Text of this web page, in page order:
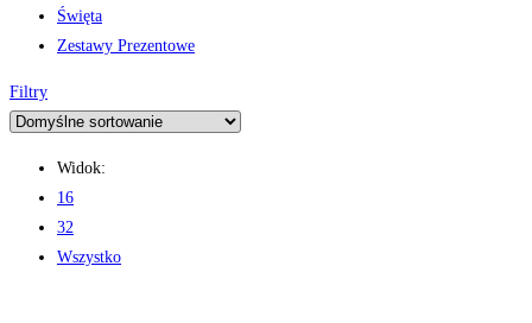
Święta
Zestawy Prezentowe
Filtry
Widok:
16
32
Wszystko